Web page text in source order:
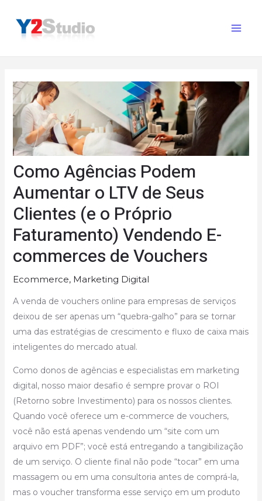
para
Como Agências Podem
Aumentar o LTV de Seus
Clientes (e o Próprio
Faturamento) Vendendo E-
commerces de Vouchers
Ecommerce, Marketing Digital
A venda de vouchers online para empresas de serviços
deixou de ser apenas um “quebra-galho” para se tornar
uma das estratégias de crescimento e fluxo de caixa mais
inteligentes do mercado atual.
Como donos de agências e especialistas em marketing
digital, nosso maior desafio é sempre provar o ROI
(Retorno sobre Investimento) para os nossos clientes.
Quando você oferece um e-commerce de vouchers,
você não está apenas vendendo um “site com um
arquivo em PDF”; você está entregando a tangibilização
de um serviço. O cliente final não pode “tocar” em uma
massagem ou em uma consultoria antes de comprá-la,
mas o voucher transforma esse serviço em um produto